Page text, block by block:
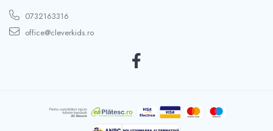
0732163316
office@cleverkids.ro